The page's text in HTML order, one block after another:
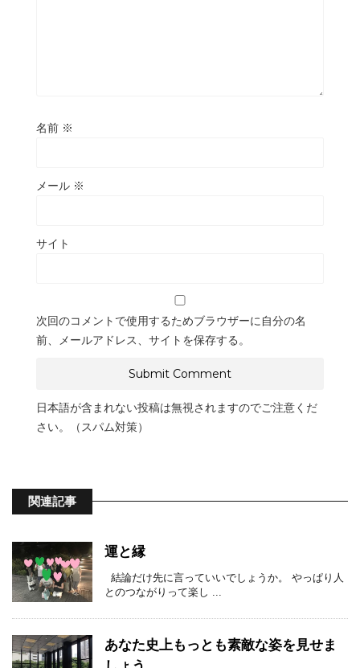
名前 ※
メール ※
サイト
次回のコメントで使用するためブラウザーに自分の名
前、メールアドレス、サイトを保存する。
日本語が含まれない投稿は無視されますのでご注意くだ
さい。（スパム対策）
関連記事
運と縁
結論だけ先に言っていいでしょうか。 やっぱり人
とのつながりって楽し ...
あなた史上もっとも素敵な姿を見せま